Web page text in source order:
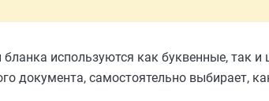
бланка используются как буквенные, так
документа, самостоятельно выбирает,